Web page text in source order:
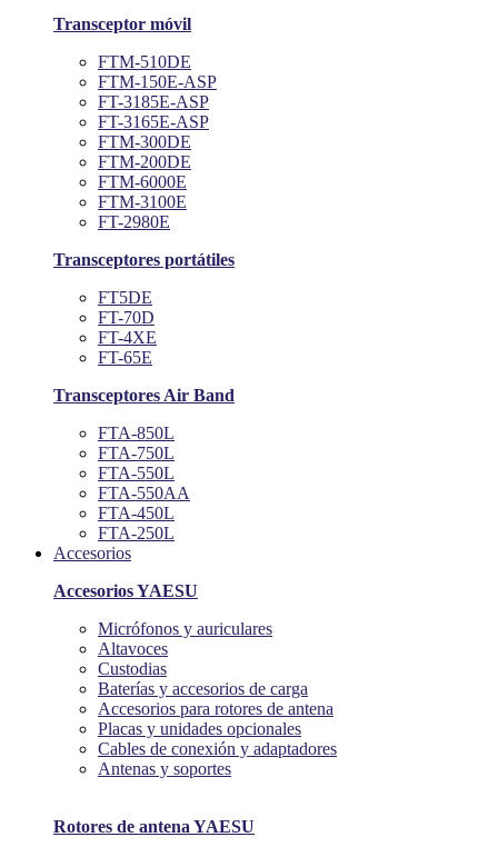
Transceptor móvil
FTM-510DE
FTM-150E-ASP
FT-3185E-ASP
FT-3165E-ASP
FTM-300DE
FTM-200DE
FTM-6000E
FTM-3100E
FT-2980E
Transceptores portátiles
FT5DE
FT-70D
FT-4XE
FT-65E
Transceptores Air Band
FTA-850L
FTA-750L
FTA-550L
FTA-550AA
FTA-450L
FTA-250L
Accesorios
Accesorios YAESU
Micrófonos y auriculares
Altavoces
Custodias
Baterías y accesorios de carga
Accesorios para rotores de antena
Placas y unidades opcionales
Cables de conexión y adaptadores
Antenas y soportes
Rotores de antena YAESU